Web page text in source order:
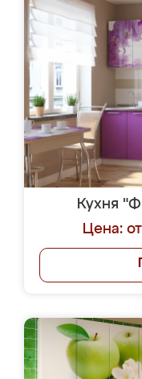
Кухня
Цена: